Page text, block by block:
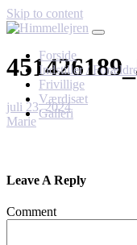
Skip to content
Forside
Indstiller /
Frivillige
Værdisæt
Galleri
juli 23, 2024
Marie
Leave A Reply
Comment